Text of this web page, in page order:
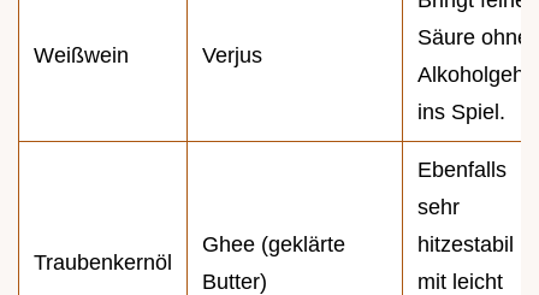
Weißwein Verjus
Säure ohne
ins Spiel.
Traubenkernöl
Ghee (geklärte
Butter)
Ebenfalls
sehr
hitzestabil
mit leicht